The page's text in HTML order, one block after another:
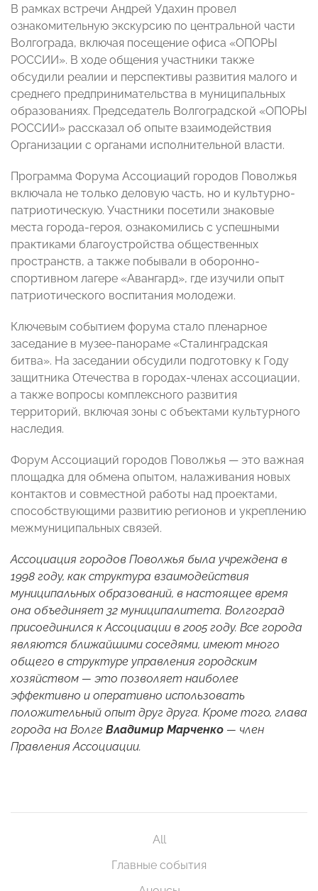
В рамках встречи Андрей Удахин провел
ознакомительную экскурсию по центральной части
Волгограда, включая посещение офиса «ОПОРЫ
РОССИИ». В ходе общения участники также
обсудили реалии и перспективы развития малого и
среднего предпринимательства в муниципальных
образованиях. Председатель Волгоградской «ОПОРЫ
РОССИИ» рассказал об опыте взаимодействия
Организации с органами исполнительной власти.
Программа Форума Ассоциаций городов Поволжья
включала не только деловую часть, но и культурно-
патриотическую. Участники посетили знаковые
места города-героя, ознакомились с успешными
практиками благоустройства общественных
пространств, а также побывали в оборонно-
спортивном лагере «Авангард», где изучили опыт
патриотического воспитания молодежи.
Ключевым событием форума стало пленарное
заседание в музее-панораме «Сталинградская
битва». На заседании обсудили подготовку к Году
защитника Отечества в городах-членах ассоциации,
а также вопросы комплексного развития
территорий, включая зоны с объектами культурного
наследия.
Форум Ассоциаций городов Поволжья — это важная
площадка для обмена опытом, налаживания новых
контактов и совместной работы над проектами,
способствующими развитию регионов и укреплению
межмуниципальных связей.
Ассоциация городов Поволжья была учреждена в
1998 году, как структура взаимодействия
муниципальных образований, в настоящее время
она объединяет 32 муниципалитета. Волгоград
присоединился к Ассоциации в 2005 году. Все города
являются ближайшими соседями, имеют много
общего в структуре управления городским
хозяйством — это позволяет наиболее
эффективно и оперативно использовать
положительный опыт друг друга. Кроме того, глава
города на Волге Владимир Марченко — член
Правления Ассоциации.
All
Главные события